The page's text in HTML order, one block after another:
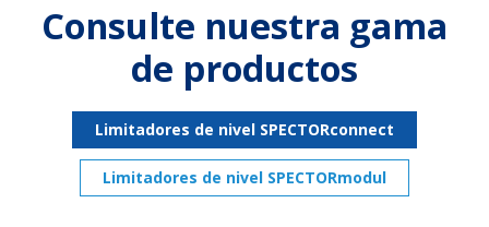
Consulte nuestra gama
de productos
Limitadores de nivel SPECTORconnect
Limitadores de nivel SPECTORmodul